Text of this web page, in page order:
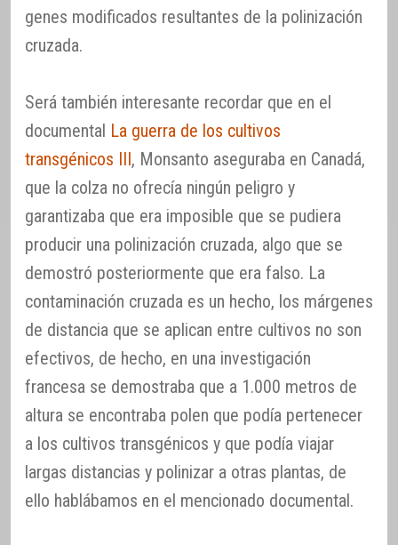
genes modificados resultantes de la polinización
cruzada.
Será también interesante recordar que en el
documental La guerra de los cultivos
transgénicos III, Monsanto aseguraba en Canadá,
que la colza no ofrecía ningún peligro y
garantizaba que era imposible que se pudiera
producir una polinización cruzada, algo que se
demostró posteriormente que era falso. La
contaminación cruzada es un hecho, los márgenes
de distancia que se aplican entre cultivos no son
efectivos, de hecho, en una investigación
francesa se demostraba que a 1.000 metros de
altura se encontraba polen que podía pertenecer
a los cultivos transgénicos y que podía viajar
largas distancias y polinizar a otras plantas, de
ello hablábamos en el mencionado documental.